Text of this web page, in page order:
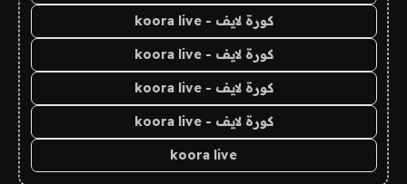
كورة لايف - koora live
كورة لايف - koora live
كورة لايف - koora live
كورة لايف - koora live
koora live